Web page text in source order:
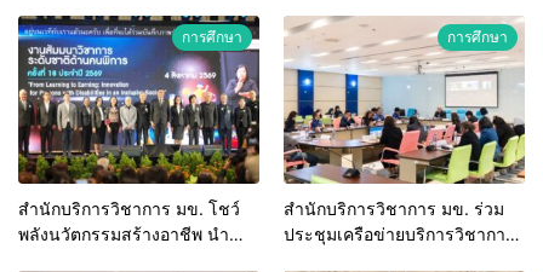
เพื่อเชื่อมความสัมพันธ์อันดีของ
หน่วยงานในกระบวนการ
ยุติธรรม
ท้องถิ่นรับมืออัคคีภัยตาม
มาตรฐานสากล
การศึกษา
สำนักบริการวิชาการ มข. โชว์
พลังนวัตกรรมสร้างอาชีพ นำ
การศึกษา
สำนักบริการวิชาการ มข. ร่วม
ประชุมเครือข่ายบริการวิชาการ